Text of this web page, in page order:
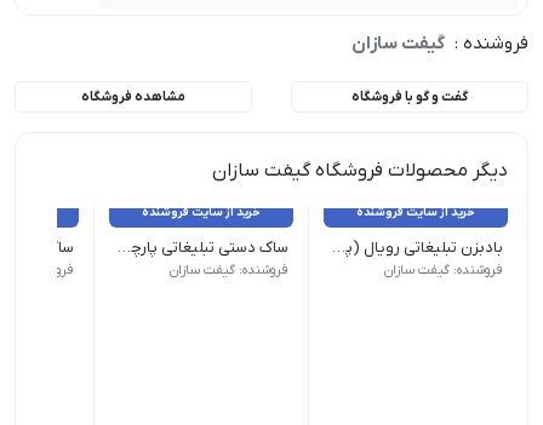
فروشنده : گیفت سازان
گفت و گو با فروشگاه مشاهده فروشگاه
دیگر محصولات فروشگاه گیفت سازان
خرید از سایت فروشنده
بادبزن تبلیغاتی رویال (پلاستیکی) ابعاد کار چاپی : 12cm*16 cm | حداقل سفارش: 1000 عدد
فروشنده: گیفت سازان
خرید از سایت فروشنده
ساک دستی تبلیغاتی پارچه ای 35×45 عطف : 10 س.م | حداقل سفارش: 500 عدد
فروشنده: گیفت سازان
عطف 10س.م | حداقل سفارش: 500 عدد
فروشنده: